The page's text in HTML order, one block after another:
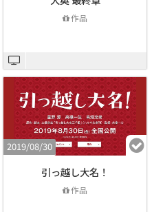
作品
2019/08/30
引っ越し大名！
作品